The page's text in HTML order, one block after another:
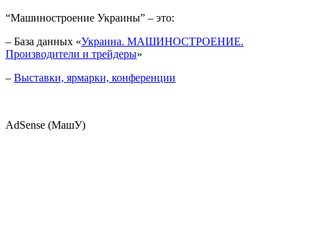
“Машиностроение Украины” – это:
– База данных «Украина. МАШИНОСТРОЕНИЕ.
Производители и трейдеры»
– Выставки, ярмарки, конференции
AdSense (МашУ)